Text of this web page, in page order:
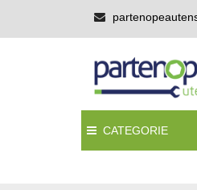
CATEGORIE